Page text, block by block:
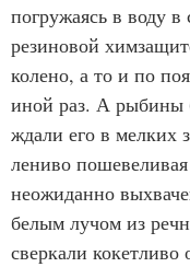
погружаясь в воду в
резиновой
колено, а то и по
иной раз. А рыбины
ждали его в мелких
лениво
неожиданно
белым лучом из
сверкали